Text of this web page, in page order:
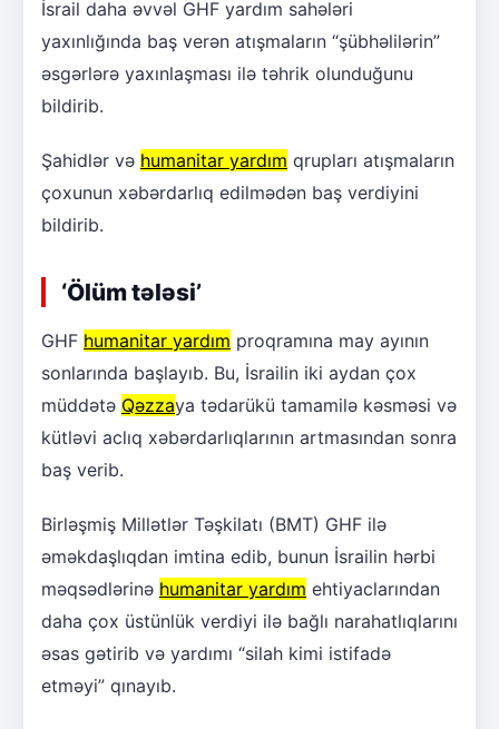
İsrail daha əvvəl GHF yardım sahələri
yaxınlığında baş verən atışmaların “şübhəlilərin”
əsgərlərə yaxınlaşması ilə təhrik olunduğunu
bildirib.
Şahidlər və humanitar yardım qrupları atışmaların
çoxunun xəbərdarlıq edilmədən baş verdiyini
bildirib.
‘Ölüm tələsi’
GHF humanitar yardım proqramına may ayının
sonlarında başlayıb. Bu, İsrailin iki aydan çox
müddətə Qəzzaya tədarükü tamamilə kəsməsi və
kütləvi aclıq xəbərdarlıqlarının artmasından sonra
baş verib.
Birləşmiş Millətlər Təşkilatı (BMT) GHF ilə
əməkdaşlıqdan imtina edib, bunun İsrailin hərbi
məqsədlərinə humanitar yardım ehtiyaclarından
daha çox üstünlük verdiyi ilə bağlı narahatlıqlarını
əsas gətirib və yardımı “silah kimi istifadə
etməyi” qınayıb.